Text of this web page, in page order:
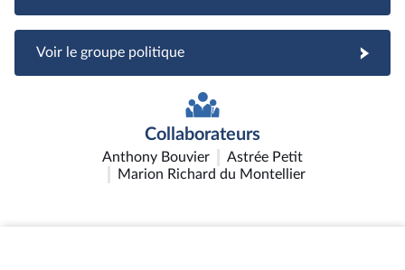
Voir le groupe politique
Collaborateurs
Anthony Bouvier
Astrée Petit
Marion Richard du Montellier